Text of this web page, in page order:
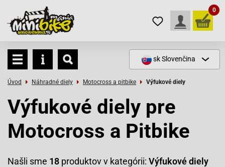
0
skSlovenčina
Úvod Náhradné diely Motocross a pitbike Výfukové diely
Výfukové diely pre
Motocross a Pitbike
Našli sme 18 produktov v kategórii: Výfukové diely